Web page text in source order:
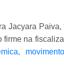
Jacyara Paiva,
firme na